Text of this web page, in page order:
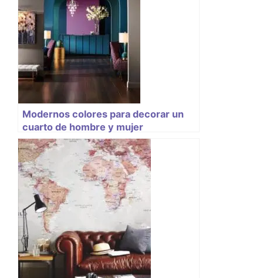
Modernos colores para decorar un
cuarto de hombre y mujer